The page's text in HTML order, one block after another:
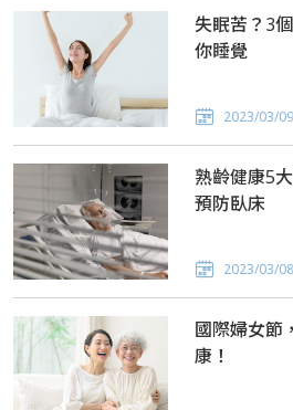
失眠苦？3
你睡覺
2023/03/09
熟齡健康5
預防臥床
2023/03/08
國際婦女節
康！